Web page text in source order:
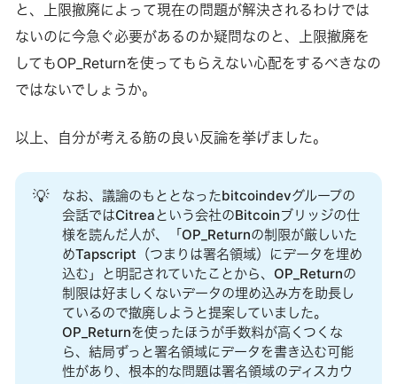
と、上限撤廃によって現在の問題が解決されるわけでは
ないのに今急ぐ必要があるのか疑問なのと、上限撤廃を
してもOP_Returnを使ってもらえない心配をするべきなの
ではないでしょうか。
以上、自分が考える筋の良い反論を挙げました。
💡
なお、議論のもととなったbitcoindevグループの
会話ではCitreaという会社のBitcoinブリッジの仕
様を読んだ人が、「OP_Returnの制限が厳しいた
めTapscript（つまりは署名領域）にデータを埋め
込む」と明記されていたことから、OP_Returnの
制限は好ましくないデータの埋め込み方を助長し
ているので撤廃しようと提案していました。
OP_Returnを使ったほうが手数料が高くつくな
ら、結局ずっと署名領域にデータを書き込む可能
性があり、根本的な問題は署名領域のディスカウ